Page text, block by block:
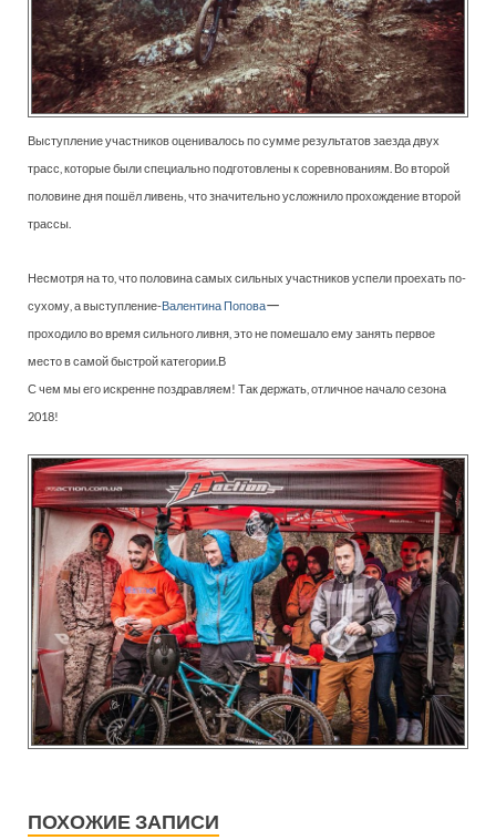
Выступление участников оценивалось по сумме результатов заезда двух
трасс, которые были специально подготовлены к соревнованиям. Во второй
половине дня пошёл ливень, что значительно усложнило прохождение второй
трассы.
Несмотря на то, что половина самых сильных участников успели проехать по-
сухому, а выступление-Валентина Попова—
проходило во время сильного ливня, это не помешало ему занять первое
место в самой быстрой категории.В
С чем мы его искренне поздравляем! Так держать, отличное начало сезона
2018!
ПОХОЖИЕ ЗАПИСИ